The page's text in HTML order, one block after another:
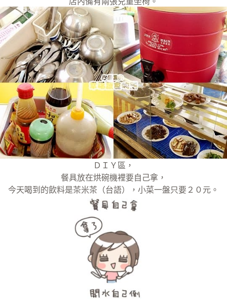
ＤＩＹ區，
餐具放在烘碗機裡要自己拿，
今天喝到的飲料是茶米茶（台語），小菜一盤只要２０元。